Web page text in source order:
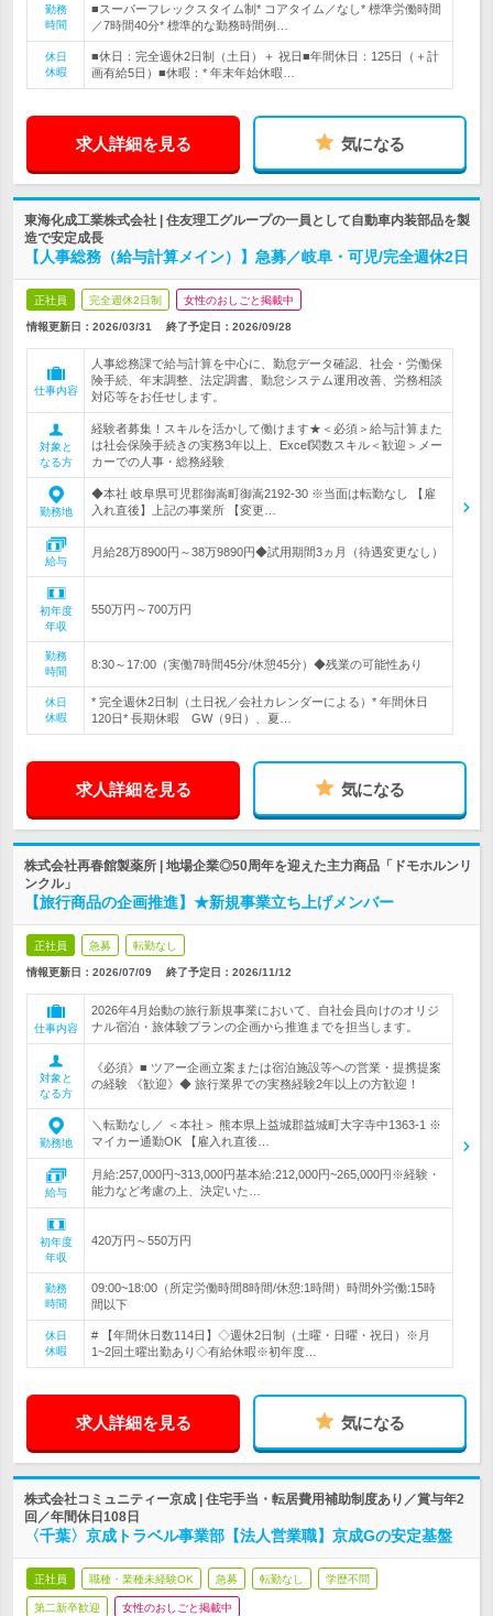
勤務
時間
■スーパーフレックスタイム制* コアタイム／なし* 標準労働時間
／7時間40分* 標準的な勤務時間例…
休日
休暇
■休日：完全週休2日制（土日）＋ 祝日■年間休日：125日（＋計
画有給5日）■休暇：* 年末年始休暇…
求人詳細を見る 気になる
東海化成工業株式会社 | 住友理工グループの一員として自動車内装部品を製
造で安定成長
【人事総務（給与計算メイン）】急募／岐阜・可児/完全週休2日
正社員 完全週休2日制 女性のおしごと掲載中
情報更新日：2026/03/31 終了予定日： 2026/09/28
仕事内容
人事総務課で給与計算を中心に、勤怠データ確認、社会・労働保
険手続、年末調整、法定調書、勤怠システム運用改善、労務相談
対応等をお任せします。
対象と
なる方
経験者募集！スキルを活かして働けます★＜必須＞給与計算また
は社会保険手続きの実務3年以上、Excel関数スキル＜歓迎＞メー
カーでの人事・総務経験
勤務地
◆本社 岐阜県可児郡御嵩町御嵩2192-30 ※当面は転勤なし 【雇
入れ直後】上記の事業所 【変更…
給与
月給28万8900円～38万9890円◆試用期間3ヵ月（待遇変更なし）
初年度
年収
550万円～700万円
勤務
時間
8:30～17:00（実働7時間45分/休憩45分）◆残業の可能性あり
休日
休暇
* 完全週休2日制（土日祝／会社カレンダーによる）* 年間休日
120日* 長期休暇 GW（9日）、夏…
求人詳細を見る 気になる
株式会社再春館製薬所 | 地場企業◎50周年を迎えた主力商品「ドモホルンリ
ンクル」
【旅行商品の企画推進】★新規事業立ち上げメンバー
正社員 急募 転勤なし
情報更新日：2026/07/09 終了予定日： 2026/11/12
仕事内容
2026年4月始動の旅行新規事業において、自社会員向けのオリジ
ナル宿泊・旅体験プランの企画から推進までを担当します。
対象と
なる方
《必須》■ ツアー企画立案または宿泊施設等への営業・提携提案
の経験 《歓迎》◆ 旅行業界での実務経験2年以上の方歓迎！
勤務地
＼転勤なし／ ＜本社＞ 熊本県上益城郡益城町大字寺中1363-1 ※
マイカー通勤OK 【雇入れ直後…
給与
月給:257,000円~313,000円基本給:212,000円~265,000円※経験・
能力など考慮の上、決定いた…
初年度
年収
420万円～550万円
勤務
時間
09:00~18:00（所定労働時間8時間/休憩:1時間）時間外労働:15時
間以下
休日
休暇
# 【年間休日数114日】◇週休2日制（土曜・日曜・祝日）※月
1~2回土曜出勤あり◇有給休暇※初年度…
求人詳細を見る 気になる
株式会社コミュニティー京成 | 住宅手当・転居費用補助制度あり／賞与年2
回／年間休日108日
〈千葉〉京成トラベル事業部【法人営業職】京成Gの安定基盤
正社員 職種・業種未経験OK 急募 転勤なし 学歴不問
第二新卒歓迎 女性のおしごと掲載中